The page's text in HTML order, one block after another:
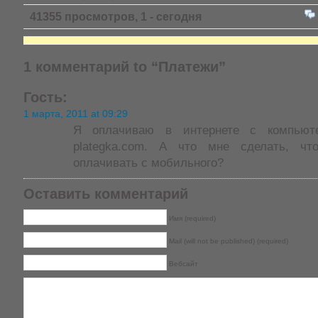
41355 просмотров, 1 - сегодня
1 комментарий to “Платежи”
Гость:
1 марта, 2011 at 09:29
Я оплачиваю в интернете с
plategka.com. А что мне сделать,
оплачивать с мобильного?
Оставить комментарий
Имя (required)
Mail (will not be published) (required)
Вебсайт